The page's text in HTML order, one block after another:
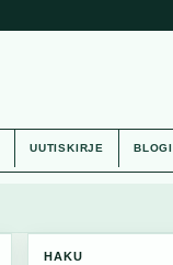
UUTISKIRJE BLOGI
HAKU